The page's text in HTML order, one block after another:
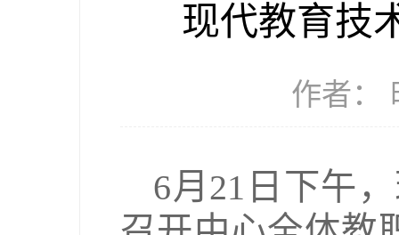
现代教育技
作者：
6月21日下午